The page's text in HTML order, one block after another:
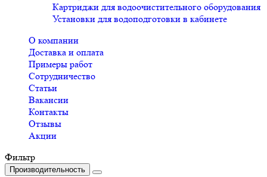
Картриджи для водоочистительного оборудования
Установки для водоподготовки в кабинете
О компании
Доставка и оплата
Примеры работ
Сотрудничество
Статьи
Вакансии
Контакты
Отзывы
Акции
Фильтр
Производительность